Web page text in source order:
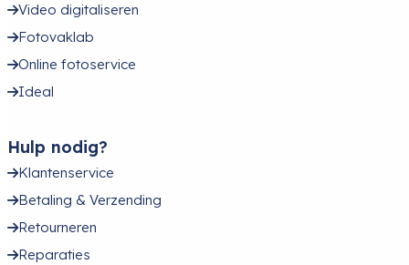
Video digitaliseren
Fotovaklab
Online fotoservice
Ideal
Hulp nodig?
Klantenservice
Betaling & Verzending
Retourneren
Reparaties